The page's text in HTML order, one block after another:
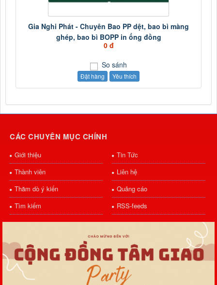
Gia Nghi Phát - Chuyên Bao PP dệt, bao bì màng
ghép, bao bì BOPP in ống đồng
0 đ
So sánh
Đặt hàng Yêu thích
CÁC CHUYÊN MỤC CHÍNH
Giới thiệu
Tin Tức
Thành viên
Liên hệ
Thăm dò ý kiến
Quảng cáo
Tìm kiếm
RSS-feeds